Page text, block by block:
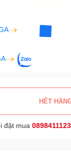
HẾT
đặt mua 0898411123